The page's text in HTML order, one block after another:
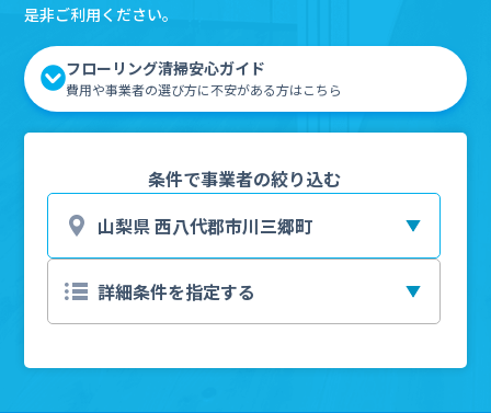
是非ご利用ください。
フローリング清掃安心ガイド
費用や事業者の選び方に不安がある方はこちら
条件で事業者の絞り込む